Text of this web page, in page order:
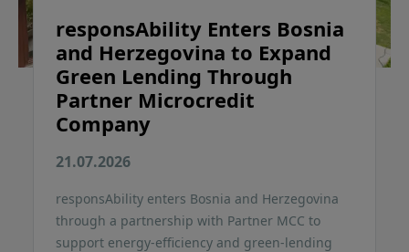
responsAbility Enters Bosnia
and Herzegovina to Expand
Green Lending Through
Partner Microcredit
Company
21.07.2026
responsAbility enters Bosnia and Herzegovina
through a partnership with Partner MCC to
support energy-efficiency and green-lending